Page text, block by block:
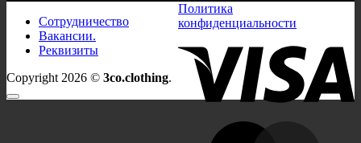
Политика
конфиденциальности
Сотрудничество
Вакансии.
Реквизиты
Copyright 2026 © 3co.clothing.